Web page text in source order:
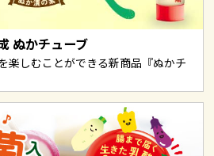
ぬかチューブ
楽しむことができる新商品『ぬかチ